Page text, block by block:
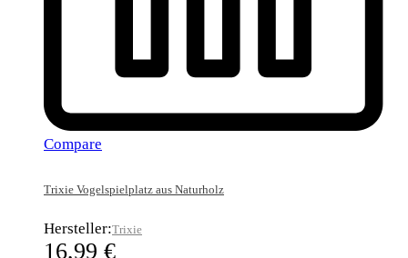
Compare
Trixie Vogelspielplatz aus Naturholz
Hersteller:Trixie
16,99 €